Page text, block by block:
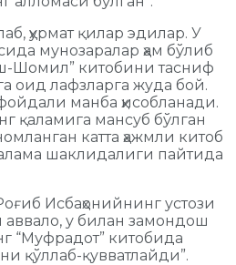
ҳурмат қилар эдилар. У
мунозаралар ҳам бўлиб
Шомил” китобини тасниф
оид лафзларга жуда бой.
манба ҳисобланади.
қаламига мансуб бўлган
катта ҳажмли китоб
шаклидалиги пайтида
Исбаҳонийнинг устози
у билан замондош
“Муфрадот” китобида
қўллаб-қувватлайди”.